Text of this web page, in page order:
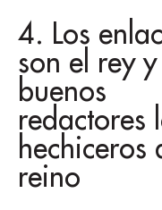
4. Los
son el rey
buenos
redactores
hechiceros
reino